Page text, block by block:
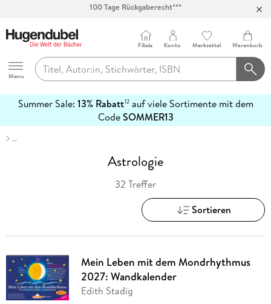
Abholung in über 100 Filialen
Hugendubel
Menu
Filiale Konto Merkzettel Warenkorb
Summer Sale: 13% Rabatt12auf viele Sortimente mit dem
CodeSOMMER13
erfahren
…
Astrologie
32 Treffer
Sortieren
Mein Leben mit dem Mondrhythmus
2027: Wandkalender
Edith Stadig